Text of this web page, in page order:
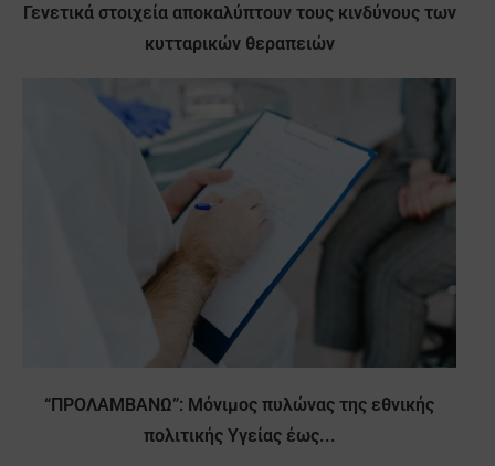
Γενετικά στοιχεία αποκαλύπτουν τους κινδύνους των
κυτταρικών θεραπειών
“ΠΡΟΛΑΜΒΑΝΩ”: Μόνιμος πυλώνας της εθνικής
πολιτικής Υγείας έως...